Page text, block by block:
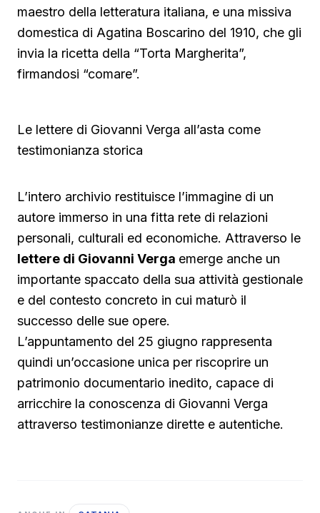
maestro della letteratura italiana, e una missiva
domestica di Agatina Boscarino del 1910, che gli
invia la ricetta della “Torta Margherita”,
firmandosi “comare”.
Le lettere di Giovanni Verga all’asta come
testimonianza storica
L’intero archivio restituisce l’immagine di un
autore immerso in una fitta rete di relazioni
personali, culturali ed economiche. Attraverso le
lettere di Giovanni Verga emerge anche un
importante spaccato della sua attività gestionale
e del contesto concreto in cui maturò il
successo delle sue opere.
L’appuntamento del 25 giugno rappresenta
quindi un’occasione unica per riscoprire un
patrimonio documentario inedito, capace di
arricchire la conoscenza di Giovanni Verga
attraverso testimonianze dirette e autentiche.